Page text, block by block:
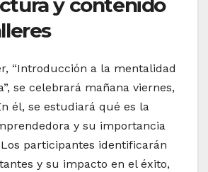
“Introducción a la mentalidad
se celebrará mañana viernes,
él, se estudiará qué es la
y su importancia
participantes identificarán
y su impacto en el éxito,